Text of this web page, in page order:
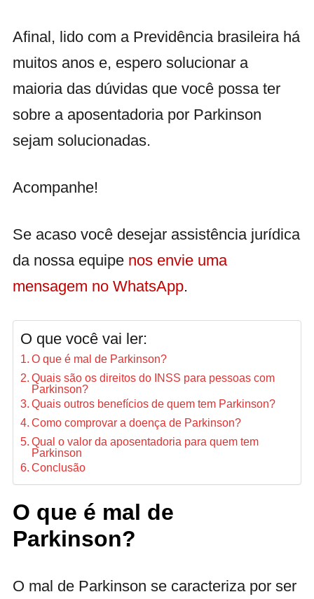
Afinal, lido com a Previdência brasileira há
muitos anos e, espero solucionar a
maioria das dúvidas que você possa ter
sobre a aposentadoria por Parkinson
sejam solucionadas.
Acompanhe!
Se acaso você desejar assistência jurídica
da nossa equipe nos envie uma
mensagem no WhatsApp.
O que você vai ler:
O que é mal de Parkinson?
Quais são os direitos do INSS para pessoas com
Parkinson?
Quais outros benefícios de quem tem Parkinson?
Como comprovar a doença de Parkinson?
Qual o valor da aposentadoria para quem tem
Parkinson
Conclusão
O que é mal de
Parkinson?
O mal de Parkinson se caracteriza por ser